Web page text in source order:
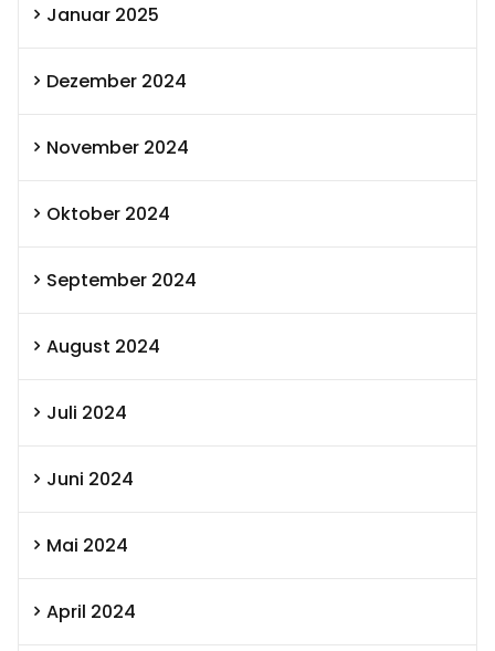
Januar 2025
Dezember 2024
November 2024
Oktober 2024
September 2024
August 2024
Juli 2024
Juni 2024
Mai 2024
April 2024